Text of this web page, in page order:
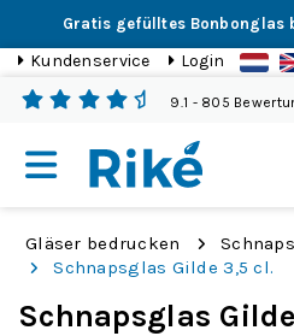
Gratis gefülltes Bonbonglas
Kundenservice Login
9.1 - 805
Gläser bedrucken
Schnapsglas Gilde 3,5 cl.
Schnapsglas